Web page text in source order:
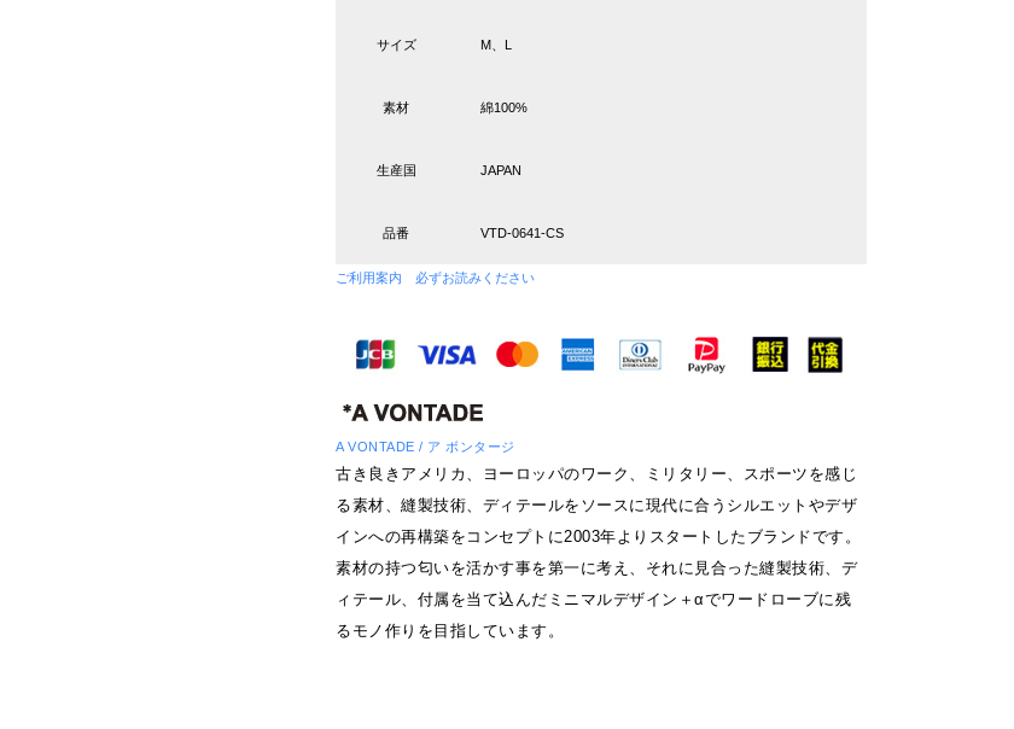
サイズ M、L
素材 綿100%
生産国 JAPAN
品番 VTD-0641-CS
ご利用案内 必ずお読みください
A VONTADE / ア ボンタージ
古き良きアメリカ、ヨーロッパのワーク、ミリタリー、スポーツを感じ
る素材、縫製技術、ディテールをソースに現代に合うシルエットやデザ
インへの再構築をコンセプトに2003年よりスタートしたブランドです。
素材の持つ匂いを活かす事を第一に考え、それに見合った縫製技術、デ
ィテール、付属を当て込んだミニマルデザイン＋αでワードローブに残
るモノ作りを目指しています。